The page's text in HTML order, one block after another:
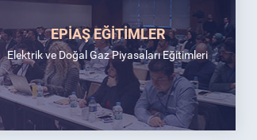
EPİAŞ EĞİTİMLER
Elektrik ve Doğal Gaz Piyasaları Eğitimleri